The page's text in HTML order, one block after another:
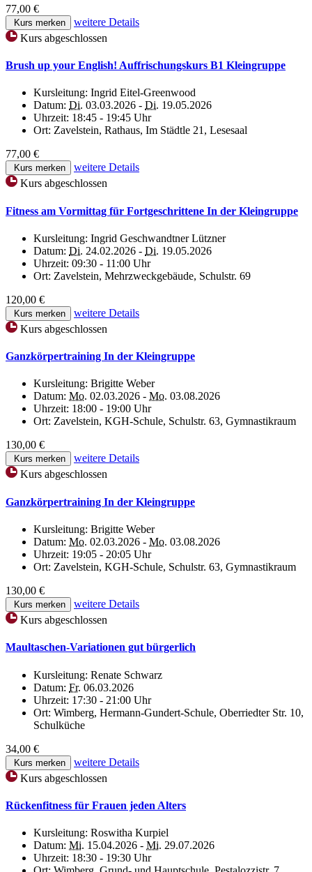
77,00 €
Kurs merken
weitere Details
Kurs abgeschlossen
Brush up your English! Auffrischungskurs B1 Kleingruppe
Kursleitung: Ingrid Eitel-Greenwood
Datum: Di. 03.03.2026 - Di. 19.05.2026
Uhrzeit: 18:45 - 19:45 Uhr
Ort: Zavelstein, Rathaus, Im Städtle 21, Lesesaal
77,00 €
Kurs merken
weitere Details
Kurs abgeschlossen
Fitness am Vormittag für Fortgeschrittene In der Kleingruppe
Kursleitung: Ingrid Geschwandtner Lützner
Datum: Di. 24.02.2026 - Di. 19.05.2026
Uhrzeit: 09:30 - 11:00 Uhr
Ort: Zavelstein, Mehrzweckgebäude, Schulstr. 69
120,00 €
Kurs merken
weitere Details
Kurs abgeschlossen
Ganzkörpertraining In der Kleingruppe
Kursleitung: Brigitte Weber
Datum: Mo. 02.03.2026 - Mo. 03.08.2026
Uhrzeit: 18:00 - 19:00 Uhr
Ort: Zavelstein, KGH-Schule, Schulstr. 63, Gymnastikraum
130,00 €
Kurs merken
weitere Details
Kurs abgeschlossen
Ganzkörpertraining In der Kleingruppe
Kursleitung: Brigitte Weber
Datum: Mo. 02.03.2026 - Mo. 03.08.2026
Uhrzeit: 19:05 - 20:05 Uhr
Ort: Zavelstein, KGH-Schule, Schulstr. 63, Gymnastikraum
130,00 €
Kurs merken
weitere Details
Kurs abgeschlossen
Maultaschen-Variationen gut bürgerlich
Kursleitung: Renate Schwarz
Datum: Fr. 06.03.2026
Uhrzeit: 17:30 - 21:00 Uhr
Ort: Wimberg, Hermann-Gundert-Schule, Oberriedter Str. 10,
Schulküche
34,00 €
Kurs merken
weitere Details
Kurs abgeschlossen
Rückenfitness für Frauen jeden Alters
Kursleitung: Roswitha Kurpiel
Datum: Mi. 15.04.2026 - Mi. 29.07.2026
Uhrzeit: 18:30 - 19:30 Uhr